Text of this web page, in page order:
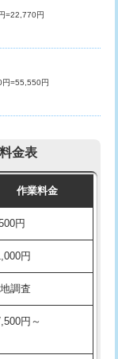
円
円~
円
円
円
円+材料費
=22,770円
円=55,550円
金表
作業料金
円
円
調査
円～